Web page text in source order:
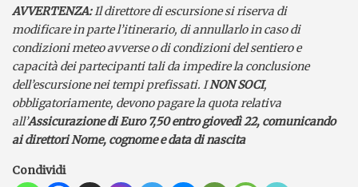
AVVERTENZA:Il direttore di escursione si riserva di
modificare in parte l’itinerario, di annullarlo in caso di
condizioni meteo avverse o di condizioni del sentiero e
capacità dei partecipanti tali da impedire la conclusione
dell’escursione nei tempi prefissati. INON SOCI,
obbligatoriamente, devono pagare la quota relativa
all’Assicurazione di Euro 7,50 entro giovedì 22, comunicando
ai direttori Nome, cognome e data di nascita
Condividi